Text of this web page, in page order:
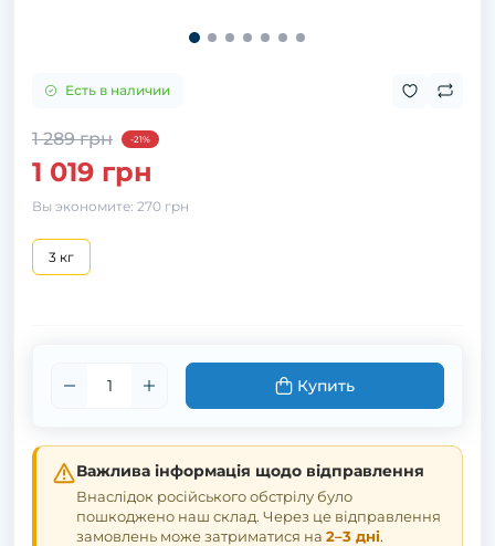
Есть в наличии
1 289 грн -21%
1 019 грн
Вы экономите: 270 грн
3 кг
Купить
Важлива інформація щодо відправлення
Внаслідок російського обстрілу було
пошкоджено наш склад. Через це відправлення
замовлень може затриматися на 2–3 дні.